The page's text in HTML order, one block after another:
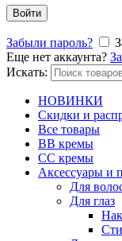
Войти
Забыли пароль?
Еще нет аккаунта?
Искать:
НОВИНКИ
Скидки и
Все товары
BB кремы
CC кремы
Аксессуары и
Для
Для глаз